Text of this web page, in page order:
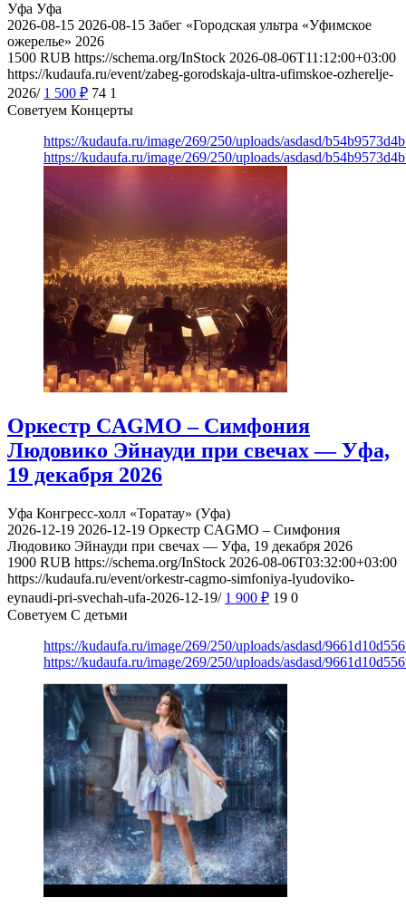
Уфа Уфа
2026-08-15 2026-08-15 Забег «Городская ультра «Уфимское
ожерелье» 2026
1500 RUB https://schema.org/InStock 2026-08-06T11:12:00+03:00
https://kudaufa.ru/event/zabeg-gorodskaja-ultra-ufimskoe-ozherelje-
2026/ 1 500 ₽ 74 1
Советуем Концерты
https://kudaufa.ru/image/269/250/uploads/asdasd/
https://kudaufa.ru/image/269/250/uploads/asdasd/
Оркестр CAGMO – Симфония
Людовико Эйнауди при свечах — Уфа,
19 декабря 2026
Уфа Конгресс-холл «Торатау» (Уфа)
2026-12-19 2026-12-19 Оркестр CAGMO – Симфония
Людовико Эйнауди при свечах — Уфа, 19 декабря 2026
1900 RUB https://schema.org/InStock 2026-08-06T03:32:00+03:00
https://kudaufa.ru/event/orkestr-cagmo-simfoniya-lyudoviko-
eynaudi-pri-svechah-ufa-2026-12-19/ 1 900 ₽ 19 0
Советуем С детьми
https://kudaufa.ru/image/269/250/uploads/asdasd/
https://kudaufa.ru/image/269/250/uploads/asdasd/